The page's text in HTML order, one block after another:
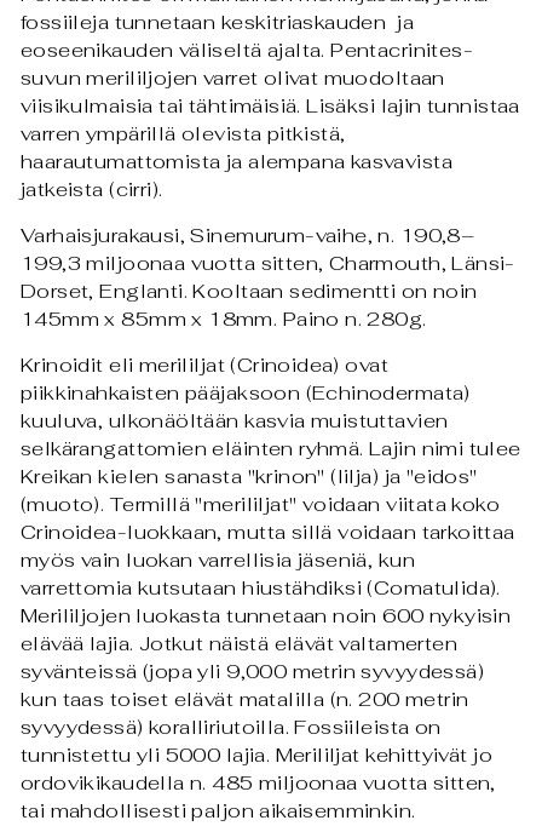
fossiileja tunnetaan keskitriaskauden ja
eoseenikauden väliseltä ajalta. Pentacrinites-
suvun merililjojen varret olivat muodoltaan
viisikulmaisia ​​tai tähtimäisiä. Lisäksi lajin tunnistaa
varren ympärillä olevista pitkistä,
haarautumattomista ja alempana kasvavista
jatkeista (cirri).
Varhaisjurakausi, Sinemurum-vaihe, n. 190,8–
199,3 miljoonaa vuotta sitten, Charmouth, Länsi-
Dorset, Englanti. Kooltaan sedimentti on noin
145mm x 85mm x 18mm. Paino n. 280g.
Krinoidit eli merililjat (Crinoidea) ovat
piikkinahkaisten pääjaksoon (Echinodermata)
kuuluva, ulkonäöltään kasvia muistuttavien
selkärangattomien eläinten ryhmä. Lajin nimi tulee
Kreikan kielen sanasta "krinon" (lilja) ja "eidos"
(muoto). Termillä "merililjat" voidaan viitata koko
Crinoidea-luokkaan, mutta sillä voidaan tarkoittaa
myös vain luokan varrellisia jäseniä, kun
varrettomia kutsutaan hiustähdiksi (Comatulida).
Merililjojen luokasta tunnetaan noin 600 nykyisin
elävää lajia. Jotkut näistä elävät valtamerten
syvänteissä (jopa yli 9,000 metrin syvyydessä)
kun taas toiset elävät matalilla (n. 200 metrin
syvyydessä) koralliriutoilla. Fossiileista on
tunnistettu yli 5000 lajia. Merililjat kehittyivät jo
ordovikikaudella n. 485 miljoonaa vuotta sitten,
tai mahdollisesti paljon aikaisemminkin.